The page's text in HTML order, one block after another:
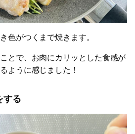
色がつくまで焼きます。
とで、お肉にカリッとした食感が
ように感じました！
る